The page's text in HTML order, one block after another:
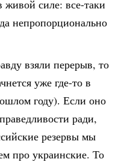
живой силе: все-таки
непропорционально
взяли перерыв, то
уже где-то в
году). Если оно
ради,
резервы мы
про украинские. То